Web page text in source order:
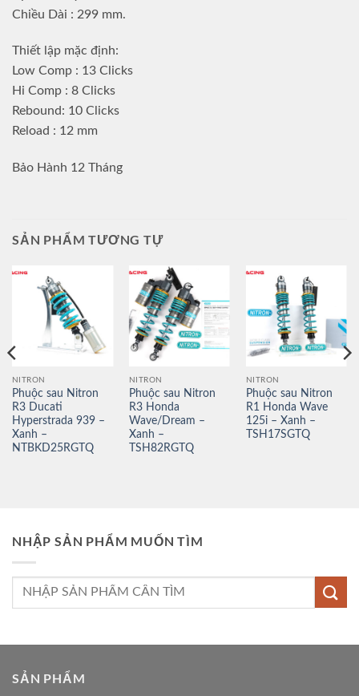
Chiều Dài : 299 mm.
Thiết lập mặc định:
Low Comp : 13 Clicks
Hi Comp : 8 Clicks
Rebound: 10 Clicks
Reload : 12 mm
Bảo Hành 12 Tháng
SẢN PHẨM TƯƠNG TỰ
NITRON
Phuộc sau Nitron
R3 Ducati
Hyperstrada 939 –
Xanh –
NTBKD25RGTQ
NITRON
Phuộc sau Nitron
R3 Honda
Wave/Dream –
Xanh –
TSH82RGTQ
NITRON
Phuộc sau Nitron
R1 Honda Wave
125i – Xanh –
TSH17SGTQ
NHẬP SẢN PHẨM MUỐN TÌM
Tìm
SẢN PHẨM